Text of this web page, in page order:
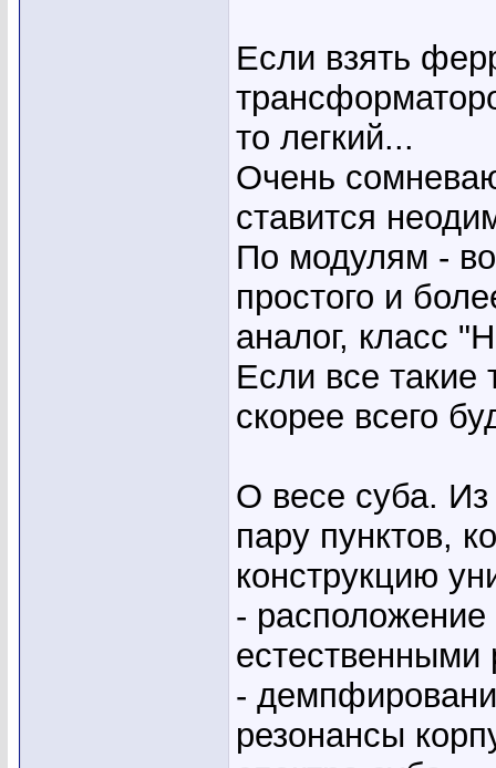
Если взять
то легкий...
Очень
ставится
По модулям -
простого и
аналог, класс
Если все такие
скорее всего
О весе суба.
пару пунктов,
конструкцию
- расположение
естественными
-
резонансы